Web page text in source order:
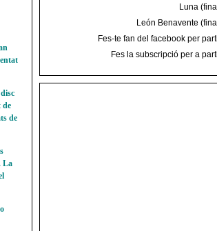
de
de
La
Luna
León Benavente
Fes-te fan del facebook per
Fes la subscripció per a